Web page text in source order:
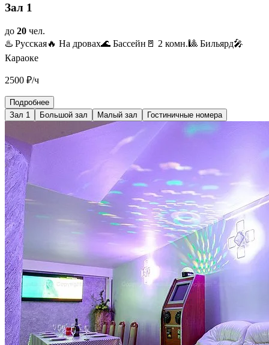
Зал 1
до 20 чел.
♨️ Русская🔥 На дровах🌊 Бассейн 🚪 2 комн.🎱 Бильярд🎤
Караоке
2500 ₽/ч
Подробнее
Зал 1
Большой зал Малый зал Гостиничные номера